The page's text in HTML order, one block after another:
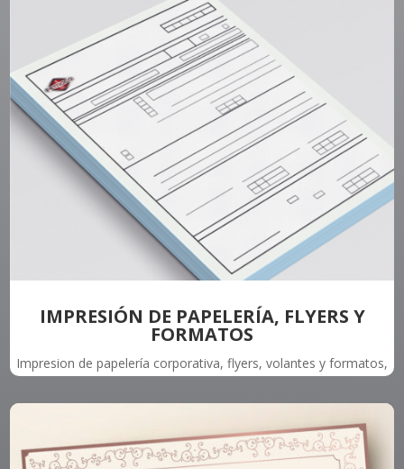
IMPRESIÓN DE PAPELERÍA, FLYERS Y
FORMATOS
Impresion de papelería corporativa, flyers, volantes y formatos,
acabados y tecnicas de impresión según sus requerimientos.